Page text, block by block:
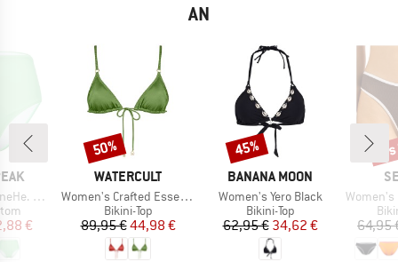
AN
Waist
Preis
€
MARKE
WATERCULT
Artikel
Women's Crafted Essentials Bikini Top No. 7231
Produktgruppe
Bikini-Top
Preis
89,95 €reduzierter Preis
44,98 €
Rabatt
50%
MARKE
BANANA MOON
Artikel
Women's Yero Black
Produktgruppe
Bikini-Top
Preis
62,95 €reduzierter Preis
34,62 €
Rabatt
45%
Artikel
Women's Beach
64,95